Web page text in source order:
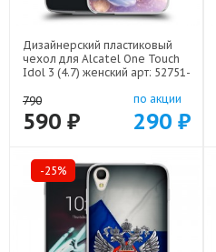
Дизайнерский пластиковый
чехол для Alcatel One Touch
Idol 3 (4.7) женский арт: 52751-
790
590 ₽
по акции
290 ₽
-25%